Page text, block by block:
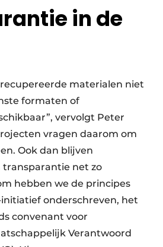
in de
materialen niet
formaten of
vervolgt Peter
vragen daarom om
Ook dan blijven
net zo
hebben we de principes
onderschreven, het
convenant voor
Verantwoord